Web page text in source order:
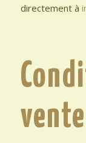
directement à
vente